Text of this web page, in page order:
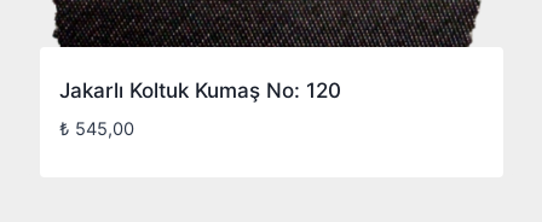
Jakarlı Koltuk Kumaş No: 120
₺ 545,00